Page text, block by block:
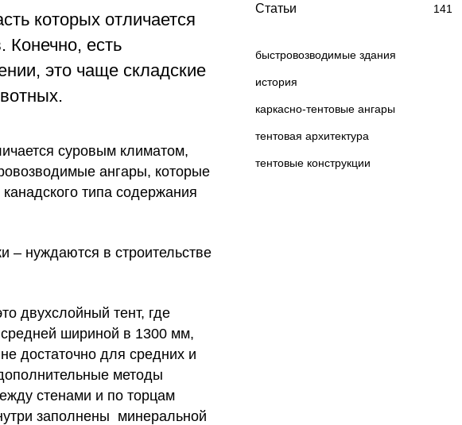
которых отличается
Конечно, есть
это чаще складские
суровым климатом,
ангары, которые
типа содержания
– нуждаются в строительстве
двухслойный тент, где
средней шириной в 1300 мм,
достаточно для средних и
методы
стенами и по торцам
заполнены минеральной
Статьи 141
быстровозводимые здания
история
каркасно-тентовые ангары
тентовая архитектура
тентовые конструкции